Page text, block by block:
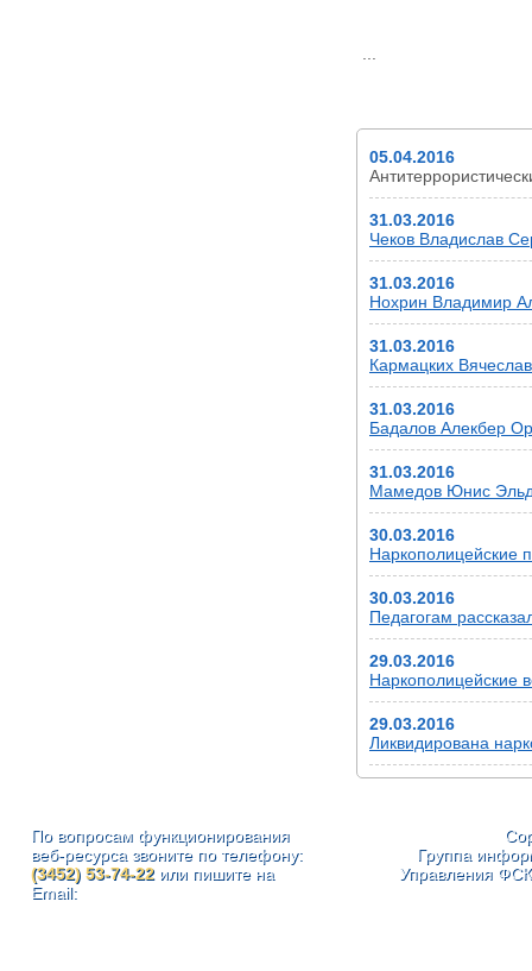
05.04.2016
31.03.2016
Чеков Владислав
31.03.2016
Нохрин Владимир
31.03.2016
Кармацких
31.03.2016
Бадалов Алекбер
31.03.2016
Мамедов Юнис
30.03.2016
Наркополицейские
30.03.2016
Педагогам
29.03.2016
Наркополицейские
29.03.2016
Ликвидирована
По вопросам функционирования
веб-ресурса звоните по телефону:
(3452) 53-74-22 или пишите на
Email:
Группа
Управления